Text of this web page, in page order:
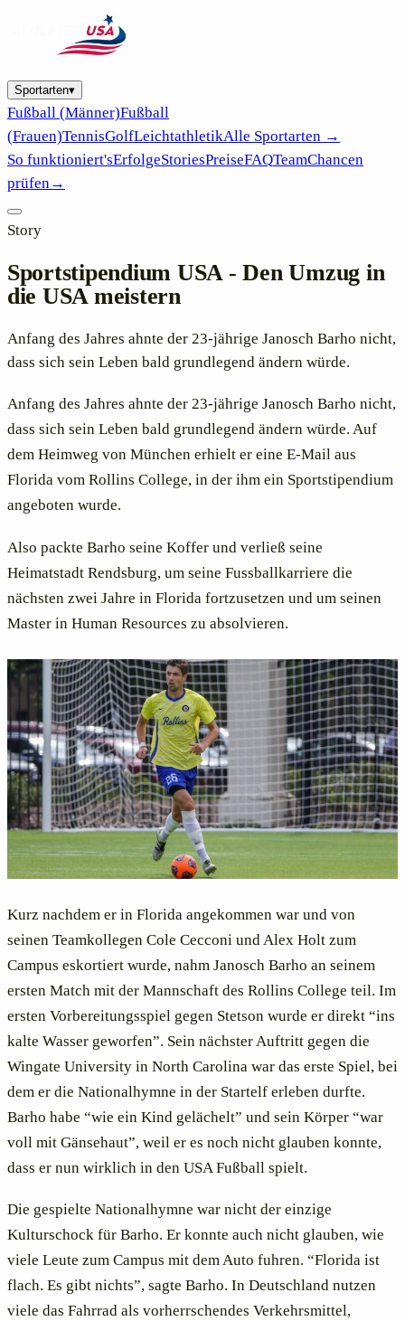
Sportarten▾
Fußball (Männer)Fußball
(Frauen)TennisGolfLeichtathletikAlle Sportarten →
So funktioniert'sErfolgeStoriesPreiseFAQTeamChancen
prüfen→
Story
Sportstipendium USA - Den Umzug in
die USA meistern
Anfang des Jahres ahnte der 23-jährige Janosch Barho nicht,
dass sich sein Leben bald grundlegend ändern würde.
Anfang des Jahres ahnte der 23-jährige Janosch Barho nicht,
dass sich sein Leben bald grundlegend ändern würde. Auf
dem Heimweg von München erhielt er eine E-Mail aus
Florida vom Rollins College, in der ihm ein Sportstipendium
angeboten wurde.
Also packte Barho seine Koffer und verließ seine
Heimatstadt Rendsburg, um seine Fussballkarriere die
nächsten zwei Jahre in Florida fortzusetzen und um seinen
Master in Human Resources zu absolvieren.
Kurz nachdem er in Florida angekommen war und von
seinen Teamkollegen Cole Cecconi und Alex Holt zum
Campus eskortiert wurde, nahm Janosch Barho an seinem
ersten Match mit der Mannschaft des Rollins College teil. Im
ersten Vorbereitungsspiel gegen Stetson wurde er direkt “ins
kalte Wasser geworfen”. Sein nächster Auftritt gegen die
Wingate University in North Carolina war das erste Spiel, bei
dem er die Nationalhymne in der Startelf erleben durfte.
Barho habe “wie ein Kind gelächelt” und sein Körper “war
voll mit Gänsehaut”, weil er es noch nicht glauben konnte,
dass er nun wirklich in den USA Fußball spielt.
Die gespielte Nationalhymne war nicht der einzige
Kulturschock für Barho. Er konnte auch nicht glauben, wie
viele Leute zum Campus mit dem Auto fuhren. “Florida ist
flach. Es gibt nichts”, sagte Barho. In Deutschland nutzen
viele das Fahrrad als vorherrschendes Verkehrsmittel,